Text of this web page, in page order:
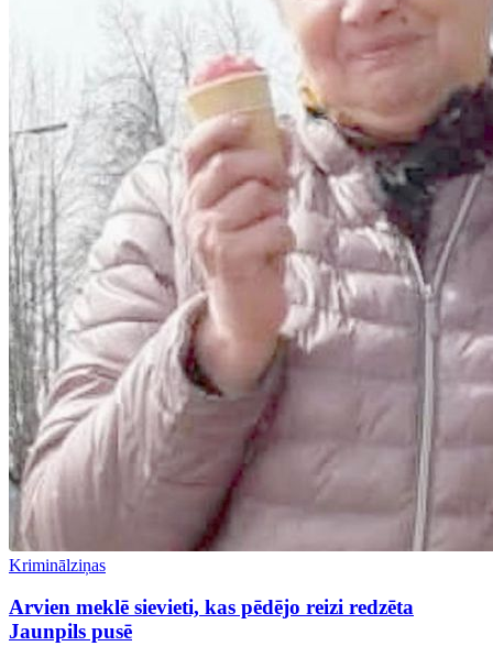
Kriminālziņas
Arvien meklē sievieti, kas pēdējo reizi redzēta
Jaunpils pusē